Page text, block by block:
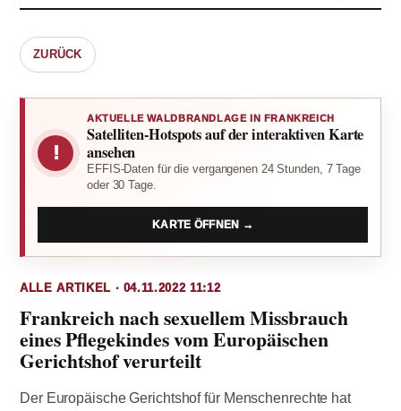
ZURÜCK
!
AKTUELLE WALDBRANDLAGE IN FRANKREICH
Satelliten-Hotspots auf der interaktiven Karte
ansehen
EFFIS-Daten für die vergangenen 24 Stunden, 7 Tage
oder 30 Tage.
KARTE ÖFFNEN →
ALLE ARTIKEL · 04.11.2022 11:12
Frankreich nach sexuellem Missbrauch
eines Pflegekindes vom Europäischen
Gerichtshof verurteilt
Der Europäische Gerichtshof für Menschenrechte hat